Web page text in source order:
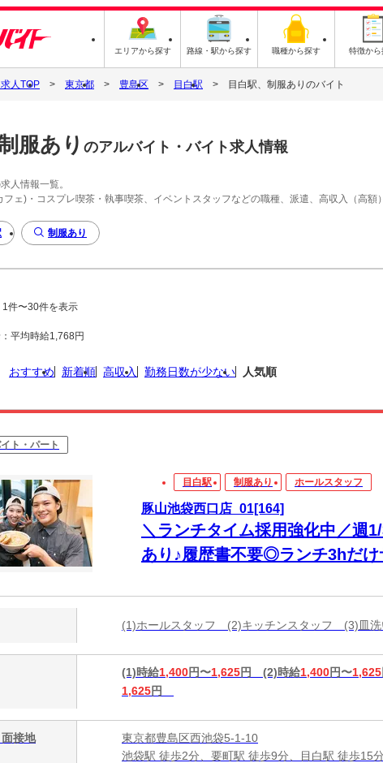
エリアから探す 路線・駅から探す 職種から探す 特徴から
人TOP 東京都 豊島区 目白駅 目白駅、制服ありのバイト
服あり のアルバイト・バイト求人情報
人情報一覧。
フェ)・コスプレ喫茶・執事喫茶、イベントスタッフなどの職種、派遣、高収入（高額
制服あり
1件〜30件を表示
平均時給1,768円
おすすめ 新着順 高収入 勤務日数が少ない 人気順
ト・パート
目白駅 制服あり ホールスタッフ
豚山池袋西口店_01[164]
＼ランチタイム採用強化中／週
あり♪履歴書不要◎ランチ3hだ
(1)ホールスタッフ (2)キッチンスタッフ (3)皿
(1)時給1,400円〜1,625円 (2)時給1,400円〜1,625
1,625円
接地
東京都豊島区西池袋5-1-10
池袋駅 徒歩2分、要町駅 徒歩9分、目白駅 徒歩15分